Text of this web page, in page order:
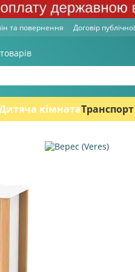
та повернення Договір
кімната